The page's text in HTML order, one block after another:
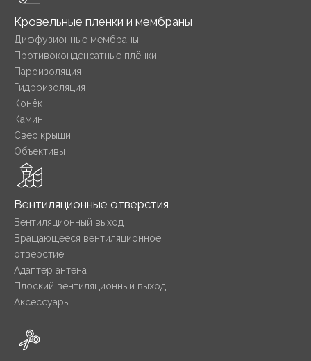
Кровельные пленки и мембраны
Диффузионные мембраны
Противоконденсатные плёнки
Пароизоляция
Гидроизоляция
Конёк
Камин
Свес крыши
Объективы
Вентиляционные отверстия
Вентиляционный выход
Вращающееся вентиляционное
отверстие
Адаптер антена
Плоский вентиляционный выход
Аксессуары